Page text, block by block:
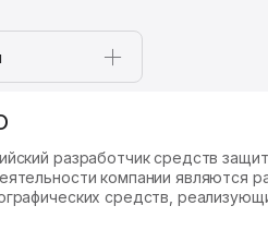
разработчик средств
компании являются
средств,